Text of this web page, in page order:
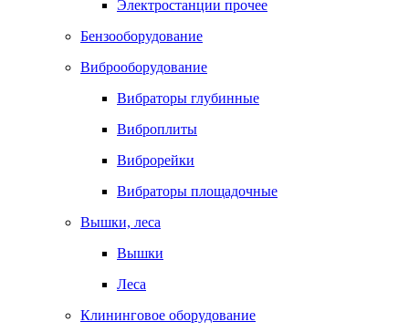
Электростанции прочее
Бензооборудование
Виброоборудование
Вибраторы глубинные
Виброплиты
Виброрейки
Вибраторы площадочные
Вышки, леса
Вышки
Леса
Клининговое оборудование